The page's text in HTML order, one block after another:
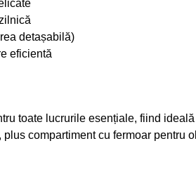
detașabilă)
eficientă
toate lucrurile esențiale, fiind
compartiment cu fermoar pentru